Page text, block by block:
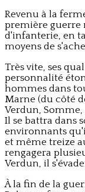
Revenu à la
première guerre
d'infanterie, en
moyens de
Très vite, ses
personnalité
hommes dans
Marne (du côté
Verdun, Somme,
Il se battra dans
environnants
et même treize
rengagera
Verdun, il
À la fin de la